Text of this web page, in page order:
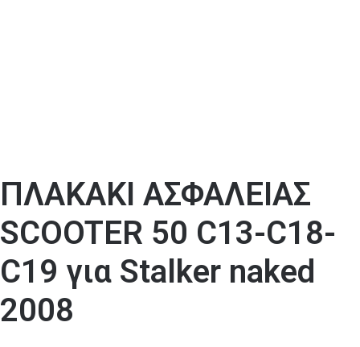
ΠΛΑΚΑΚΙ ΑΣΦΑΛΕΙΑΣ
SCOOTER 50 C13-C18-
C19 για Stalker naked
2008